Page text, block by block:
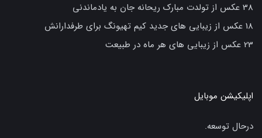
38 عکس از تولدت مبارک ریحانه جان به یادماندنی
18 عکس از زیبایی های جدید کیم تهیونگ برای طرفدارانش
23 عکس از زیبایی های هر ماه در طبیعت
اپلیکیشن موبایل
درحال توسعه.